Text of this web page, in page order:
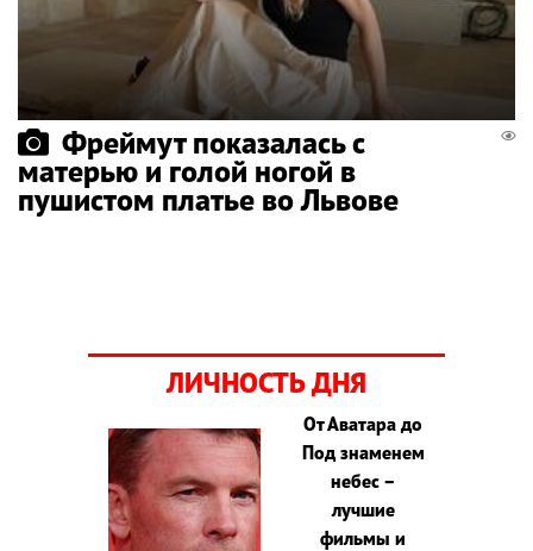
Фреймут показалась с
матерью и голой ногой в
пушистом платье во Львове
ЛИЧНОСТЬ ДНЯ
От Аватара до
Под знаменем
небес –
лучшие
фильмы и